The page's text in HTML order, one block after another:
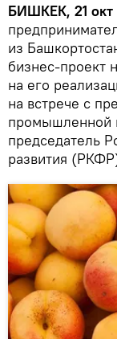
БИШКЕК, 21
из
бизнес-проект
на его
на встрече с
промышленной
председатель
развития